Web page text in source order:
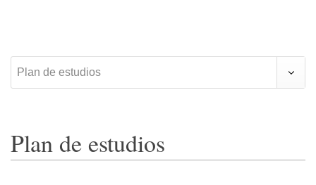
Plan de estudios
Plan de estudios